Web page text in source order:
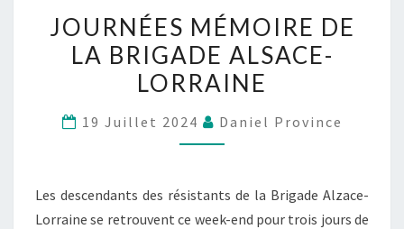
JOURNÉES MÉMOIRE DE
LA BRIGADE ALSACE-
LORRAINE
19 Juillet 2024 Daniel Province
Les descendants des résistants de la Brigade Alzace-
Lorraine se retrouvent ce week-end pour trois jours de